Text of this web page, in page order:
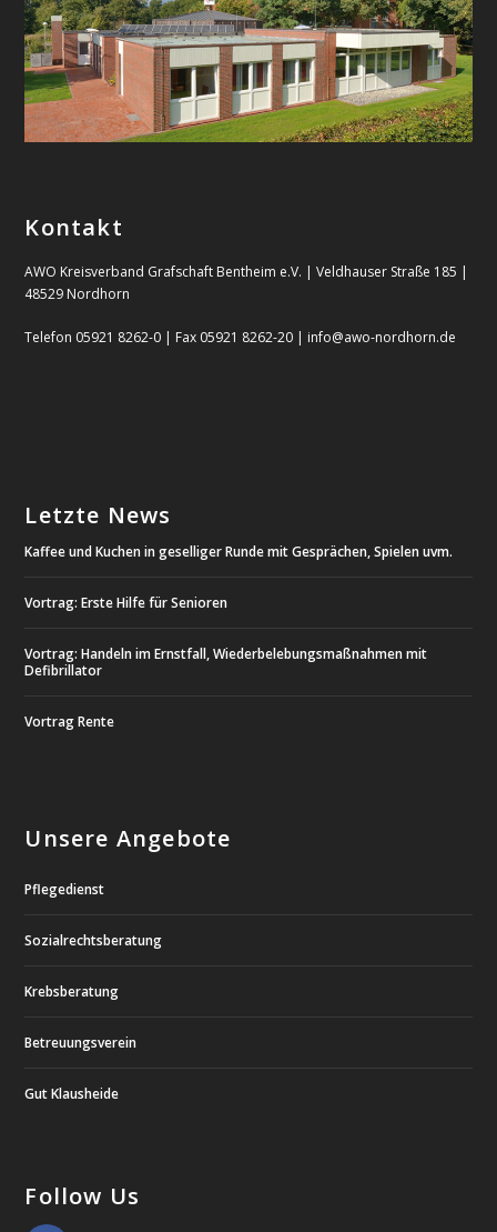
Kontakt
AWO Kreisverband Grafschaft Bentheim e.V. | Veldhauser Straße 185 |
48529 Nordhorn
Telefon 05921 8262-0 | Fax 05921 8262-20 | info@awo-nordhorn.de
Letzte News
Kaffee und Kuchen in geselliger Runde mit Gesprächen, Spielen uvm.
Vortrag: Erste Hilfe für Senioren
Vortrag: Handeln im Ernstfall, Wiederbelebungsmaßnahmen mit
Defibrillator
Vortrag Rente
Unsere Angebote
Pflegedienst
Sozialrechtsberatung
Krebsberatung
Betreuungsverein
Gut Klausheide
Follow Us